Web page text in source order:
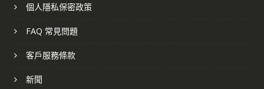
個人隱私保密政策
FAQ 常見問題
客戶服務條款
新聞